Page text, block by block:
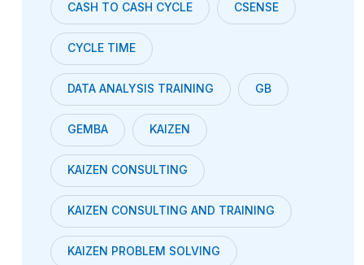
CASH TO CASH CYCLE CSENSE
CYCLE TIME
DATA ANALYSIS TRAINING GB
GEMBA KAIZEN
KAIZEN CONSULTING
KAIZEN CONSULTING AND TRAINING
KAIZEN PROBLEM SOLVING